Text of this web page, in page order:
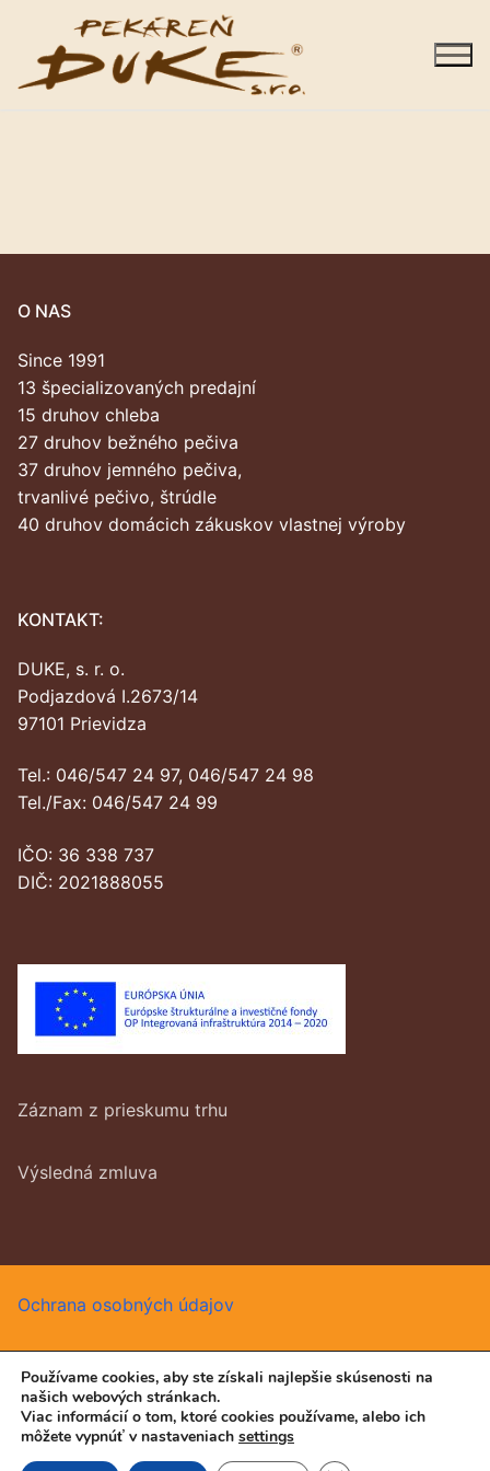
obsah
Sortiment
Kariéra
O nás
Kontakty
O NAS
Since 1991
13 špecializovaných predajní
15 druhov chleba
27 druhov bežného pečiva
37 druhov jemného pečiva,
trvanlivé pečivo, štrúdle
40 druhov domácich zákuskov vlastnej výroby
KONTAKT:
DUKE, s. r. o.
Podjazdová I.2673/14
97101 Prievidza
Tel.: 046/547 24 97, 046/547 24 98
Tel./Fax: 046/547 24 99
IČO: 36 338 737
DIČ: 2021888055
Záznam z prieskumu trhu
Výsledná zmluva
Ochrana osobných údajov
Všetký práva vyhradené © 2026 DUKE, s.r.o.
Používame cookies, aby ste získali najlepšie skúsenosti na
našich webových stránkach.
Viac informácií o tom, ktoré cookies používame, alebo ich
môžete vypnúť v nastaveniach settings